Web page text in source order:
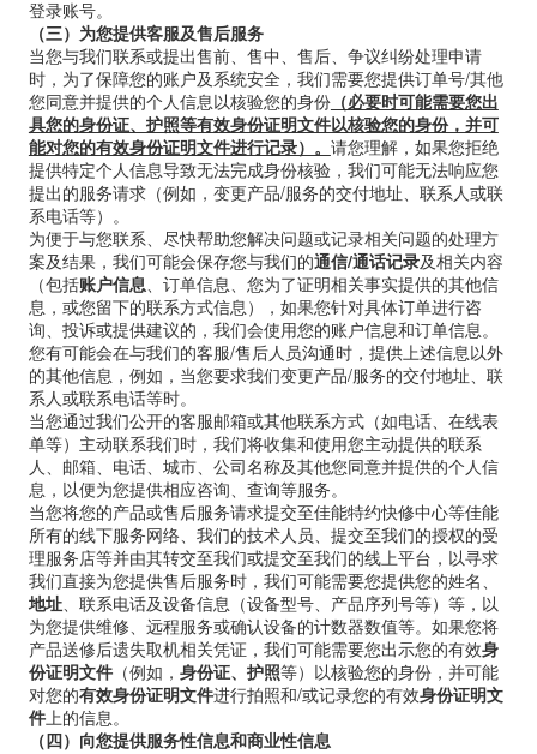
登录账号。
（三）为您提供客服及售后服务
当您与我们联系或提出售前、售中、售后、争议纠纷处理申请
时，为了保障您的账户及系统安全，我们需要您提供订单号/其他
您同意并提供的个人信息以核验您的身份（必要时可能需要您出
具您的身份证、护照等有效身份证明文件以核验您的身份，并可
能对您的有效身份证明文件进行记录）。 请您理解，如果您拒绝
提供特定个人信息导致无法完成身份核验，我们可能无法响应您
提出的服务请求（例如，变更产品/服务的交付地址、联系人或联
系电话等）。
为便于与您联系、尽快帮助您解决问题或记录相关问题的处理方
案及结果，我们可能会保存您与我们的通信/通话记录及相关内容
（包括账户信息、订单信息、您为了证明相关事实提供的其他信
息，或您留下的联系方式信息），如果您针对具体订单进行咨
询、投诉或提供建议的，我们会使用您的账户信息和订单信息。
您有可能会在与我们的客服/售后人员沟通时，提供上述信息以外
的其他信息，例如，当您要求我们变更产品/服务的交付地址、联
系人或联系电话等时。
当您通过我们公开的客服邮箱或其他联系方式（如电话、在线表
单等）主动联系我们时，我们将收集和使用您主动提供的联系
人、邮箱、电话、城市、公司名称及其他您同意并提供的个人信
息，以便为您提供相应咨询、查询等服务。
当您将您的产品或售后服务请求提交至佳能特约快修中心等佳能
所有的线下服务网络、我们的技术人员、提交至我们的授权的受
理服务店等并由其转交至我们或提交至我们的线上平台，以寻求
我们直接为您提供售后服务时，我们可能需要您提供您的姓名、
地址、联系电话及设备信息（设备型号、产品序列号等）等，以
为您提供维修、远程服务或确认设备的计数器数值等。如果您将
产品送修后遗失取机相关凭证，我们可能需要您出示您的有效身
份证明文件（例如， 身份证、护照等）以核验您的身份，并可能
对您的有效身份证明文件进行拍照和/或记录您的有效身份证明文
件上的信息。
（四）向您提供服务性信息和商业性信息